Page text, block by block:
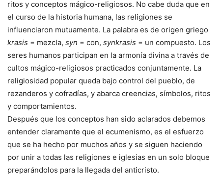
ritos y conceptos mágico-religiosos. No cabe duda que en
el curso de la historia humana, las religiones se
influenciaron mutuamente. La palabra es de origen griego
krasis = mezcla, syn = con, synkrasis = un compuesto. Los
seres humanos participan en la armonía divina a través de
cultos mágico-religiosos practicados conjuntamente. La
religiosidad popular queda bajo control del pueblo, de
rezanderos y cofradías, y abarca creencias, símbolos, ritos
y comportamientos.
Después que los conceptos han sido aclarados debemos
entender claramente que el ecumenismo, es el esfuerzo
que se ha hecho por muchos años y se siguen haciendo
por unir a todas las religiones e iglesias en un solo bloque
preparándolos para la llegada del anticristo.